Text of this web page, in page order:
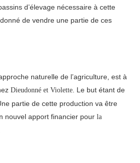
d’élevage nécessaire à cette
de vendre une partie de ces
naturelle de l’agriculture, est à
Dieudonné et Violette . Le but étant de
partie de cette production va être
nouvel apport financier pour la